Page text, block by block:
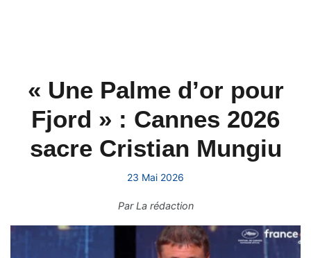
« Une Palme d’or pour
Fjord » : Cannes 2026
sacre Cristian Mungiu
23 Mai 2026
ParLa rédaction